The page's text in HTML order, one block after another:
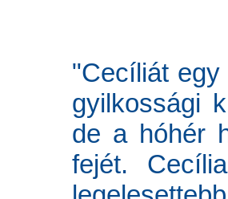
"Cecíliát
gyilkossági
de a hóhér
fejét.